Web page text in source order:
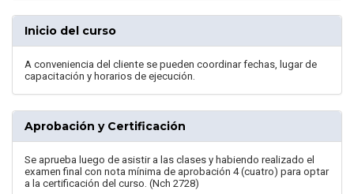
Inicio del curso
A conveniencia del cliente se pueden coordinar fechas, lugar de
capacitación y horarios de ejecución.
Aprobación y Certificación
Se aprueba luego de asistir a las clases y habiendo realizado el
examen final con nota mínima de aprobación 4 (cuatro) para optar
a la certificación del curso. (Nch 2728)